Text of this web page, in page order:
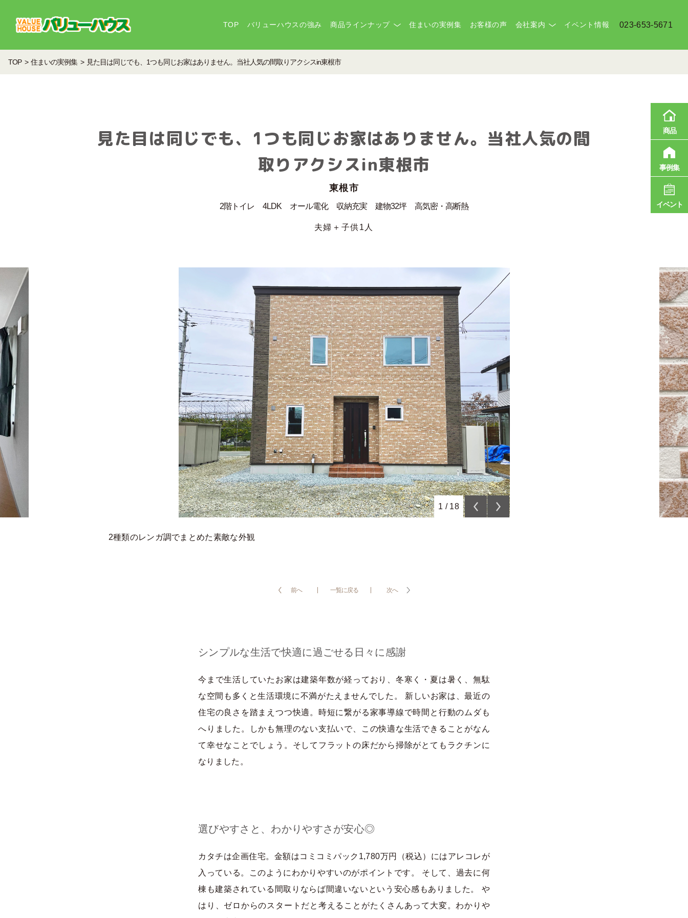
TOP バリューハウスの強み 商品ラインナップ 住まいの実例集 お客様の声 会社案内 イベント情報 023-653-5671
TOP 住まいの実例集 見た目は同じでも、1つも同じお家はありません。当社人気の間取りアクシスin東根市
見た目は同じでも、1つも同じお家はありません。当社人気の間
取りアクシスin東根市
東根市
2階トイレ 4LDK オール電化 収納充実 建物32坪 高気密・高断熱
夫婦＋子供1人
2種類のレンガ調でまとめた素敵な外観
1 / 18
前へ 一覧に戻る 次へ
シンプルな生活で快適に過ごせる日々に感謝
今まで生活していたお家は建築年数が経っており、冬寒く・夏は暑く、無駄
な空間も多くと生活環境に不満がたえませんでした。 新しいお家は、最近の
住宅の良さを踏まえつつ快適。時短に繋がる家事導線で時間と行動のムダも
へりました。しかも無理のない支払いで、この快適な生活できることがなん
て幸せなことでしょう。そしてフラットの床だから掃除がとてもラクチンに
なりました。
選びやすさと、わかりやすさが安心◎
カタチは企画住宅。金額はコミコミパック1,780万円（税込）にはアレコレが
入っている。このようにわかりやすいのがポイントです。 そして、過去に何
棟も建築されている間取りならば間違いないという安心感もありました。 や
はり、ゼロからのスタートだと考えることがたくさんあって大変。わかりや
商品
事例集
イベント